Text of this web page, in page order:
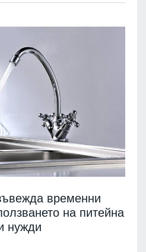
временни
на питейна
нужди